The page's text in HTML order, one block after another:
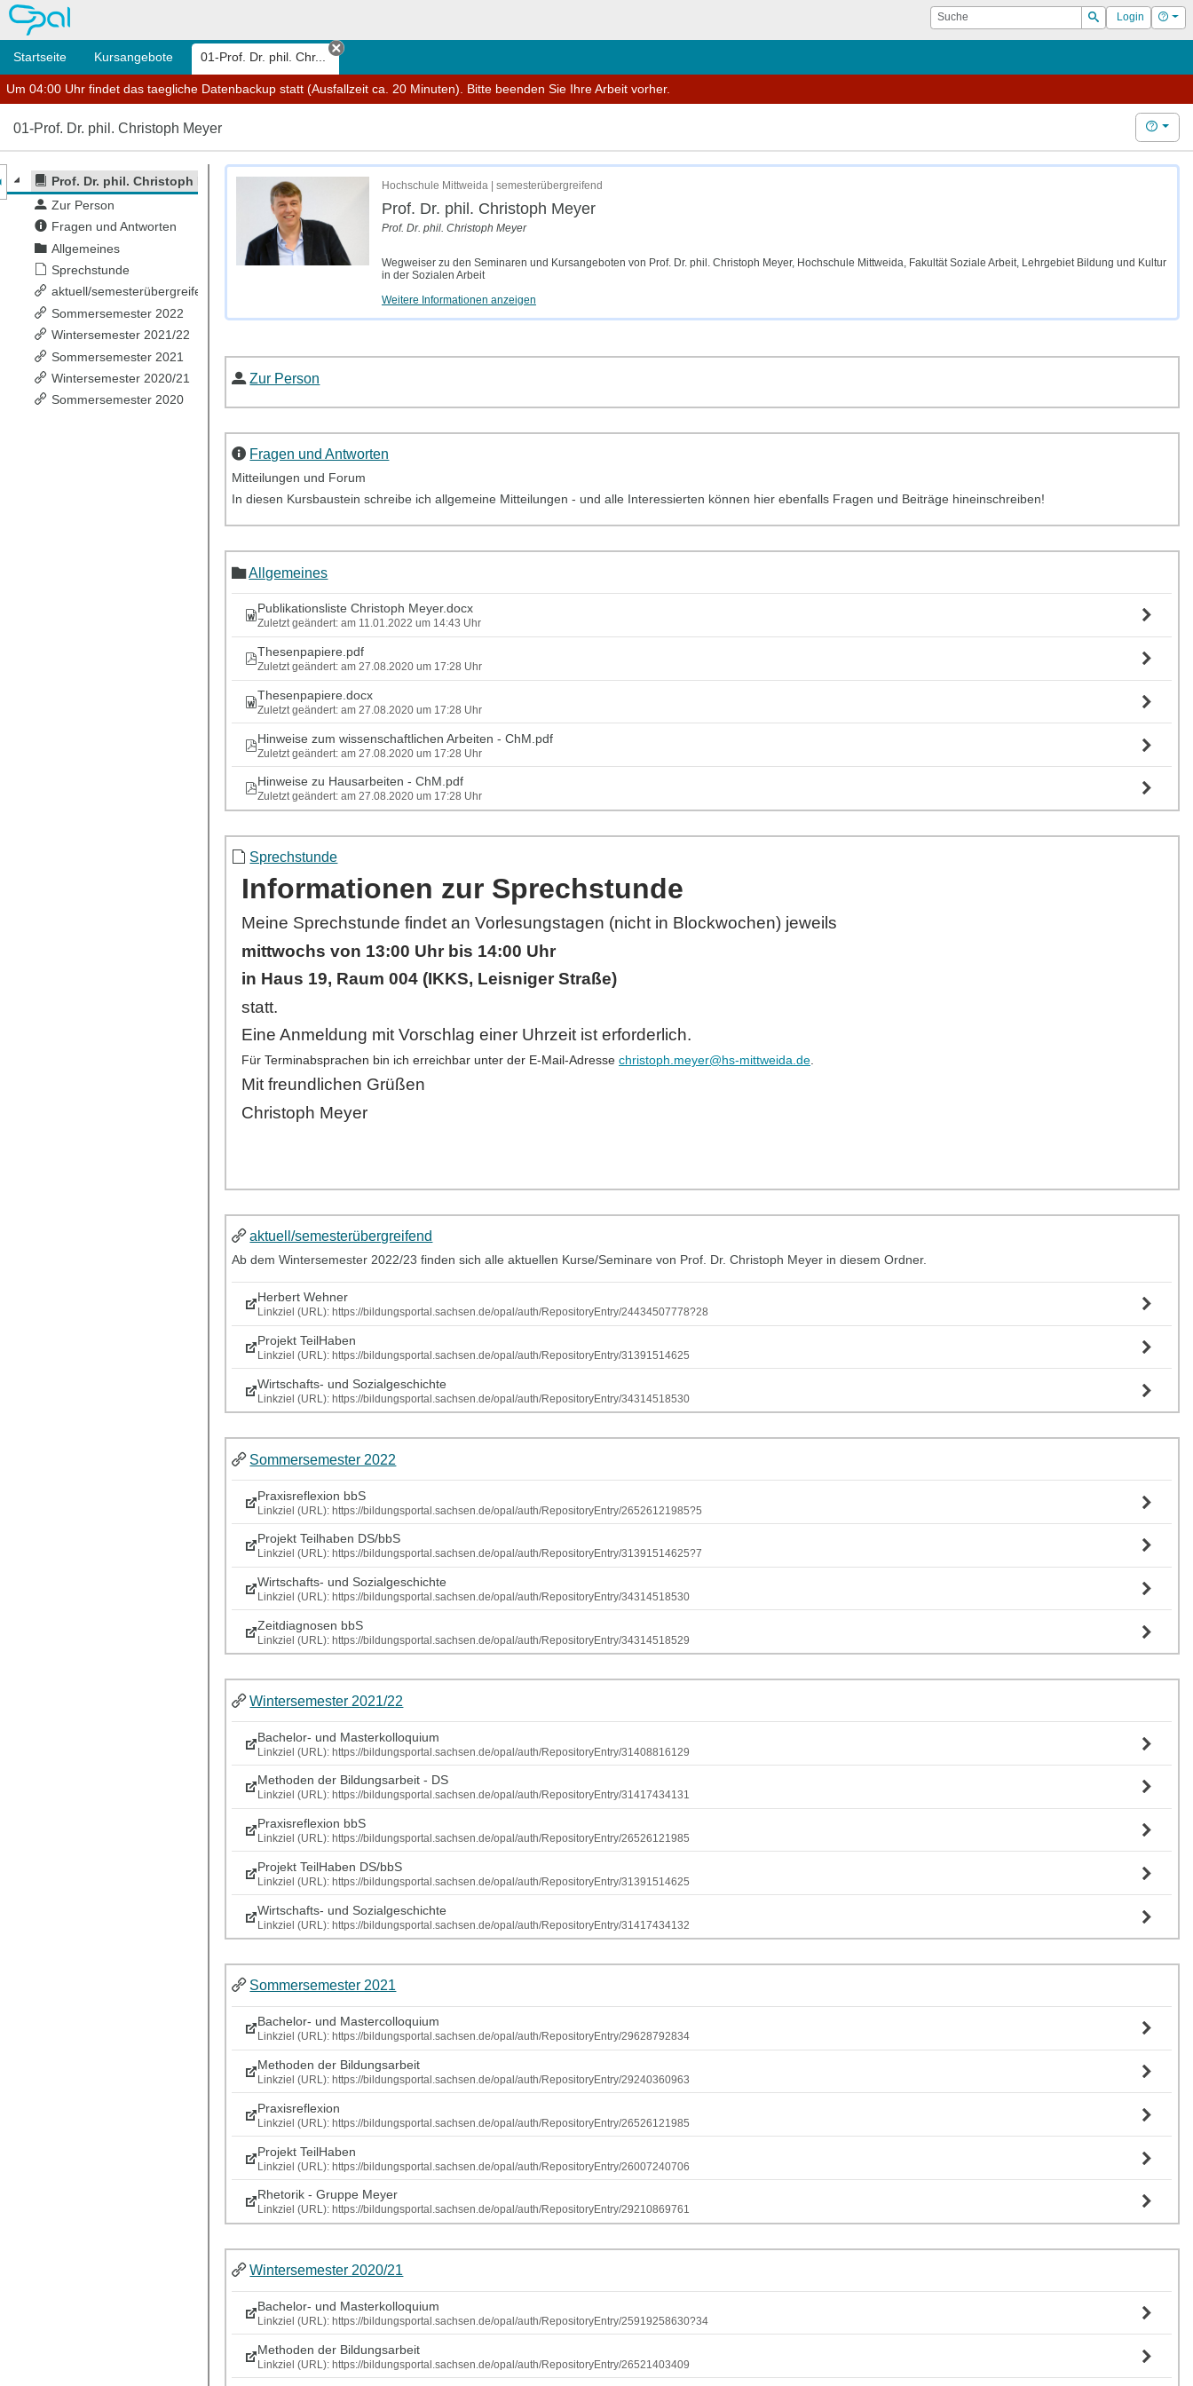
OPAL Suche
Suchen
Login Hilfe
Startseite Kursangebote 01-Prof. Dr. phil. Chr...
Tab schließen
Um 04:00 Uhr findet das taegliche Datenbackup statt (Ausfallzeit ca. 20 Minuten). Bitte beenden Sie Ihre Arbeit vorher.
01-Prof. Dr. phil. Christoph Meyer Hilfe
Prof. Dr. phil. Christoph Meyer
Zur Person
Fragen und Antworten
Allgemeines
Sprechstunde
aktuell/semesterübergreifend
Sommersemester 2022
Wintersemester 2021/22
Sommersemester 2021
Wintersemester 2020/21
Sommersemester 2020
des Kursmenüs
Hochschule Mittweida | semesterübergreifend
Prof. Dr. phil. Christoph Meyer
Prof. Dr. phil. Christoph Meyer
Wegweiser zu den Seminaren und Kursangeboten von Prof. Dr. phil. Christoph Meyer, Hochschule Mittweida, Fakultät Soziale Arbeit, Lehrgebiet Bildung und Kultur
in der Sozialen Arbeit
Weitere Informationen anzeigen
Zur Person
Fragen und Antworten
Mitteilungen und Forum
In diesen Kursbaustein schreibe ich allgemeine Mitteilungen - und alle Interessierten können hier ebenfalls Fragen und Beiträge hineinschreiben!
Allgemeines
Publikationsliste Christoph Meyer.docx
Zuletzt geändert: am 11.01.2022 um 14:43 Uhr
Thesenpapiere.pdf
Zuletzt geändert: am 27.08.2020 um 17:28 Uhr
Thesenpapiere.docx
Zuletzt geändert: am 27.08.2020 um 17:28 Uhr
Hinweise zum wissenschaftlichen Arbeiten - ChM.pdf
Zuletzt geändert: am 27.08.2020 um 17:28 Uhr
Hinweise zu Hausarbeiten - ChM.pdf
Zuletzt geändert: am 27.08.2020 um 17:28 Uhr
Sprechstunde
aktuell/semesterübergreifend
Ab dem Wintersemester 2022/23 finden sich alle aktuellen Kurse/Seminare von Prof. Dr. Christoph Meyer in diesem Ordner.
Herbert Wehner
Linkziel (URL): https://bildungsportal.sachsen.de/opal/auth/RepositoryEntry/24434507778?28
Projekt TeilHaben
Linkziel (URL): https://bildungsportal.sachsen.de/opal/auth/RepositoryEntry/31391514625
Wirtschafts- und Sozialgeschichte
Linkziel (URL): https://bildungsportal.sachsen.de/opal/auth/RepositoryEntry/34314518530
Sommersemester 2022
Praxisreflexion bbS
Linkziel (URL): https://bildungsportal.sachsen.de/opal/auth/RepositoryEntry/26526121985?5
Projekt Teilhaben DS/bbS
Linkziel (URL): https://bildungsportal.sachsen.de/opal/auth/RepositoryEntry/31391514625?7
Wirtschafts- und Sozialgeschichte
Linkziel (URL): https://bildungsportal.sachsen.de/opal/auth/RepositoryEntry/34314518530
Zeitdiagnosen bbS
Linkziel (URL): https://bildungsportal.sachsen.de/opal/auth/RepositoryEntry/34314518529
Wintersemester 2021/22
Bachelor- und Masterkolloquium
Linkziel (URL): https://bildungsportal.sachsen.de/opal/auth/RepositoryEntry/31408816129
Methoden der Bildungsarbeit - DS
Linkziel (URL): https://bildungsportal.sachsen.de/opal/auth/RepositoryEntry/31417434131
Praxisreflexion bbS
Linkziel (URL): https://bildungsportal.sachsen.de/opal/auth/RepositoryEntry/26526121985
Projekt TeilHaben DS/bbS
Linkziel (URL): https://bildungsportal.sachsen.de/opal/auth/RepositoryEntry/31391514625
Wirtschafts- und Sozialgeschichte
Linkziel (URL): https://bildungsportal.sachsen.de/opal/auth/RepositoryEntry/31417434132
Sommersemester 2021
Bachelor- und Mastercolloquium
Linkziel (URL): https://bildungsportal.sachsen.de/opal/auth/RepositoryEntry/29628792834
Methoden der Bildungsarbeit
Linkziel (URL): https://bildungsportal.sachsen.de/opal/auth/RepositoryEntry/29240360963
Praxisreflexion
Linkziel (URL): https://bildungsportal.sachsen.de/opal/auth/RepositoryEntry/26526121985
Projekt TeilHaben
Linkziel (URL): https://bildungsportal.sachsen.de/opal/auth/RepositoryEntry/26007240706
Rhetorik - Gruppe Meyer
Linkziel (URL): https://bildungsportal.sachsen.de/opal/auth/RepositoryEntry/29210869761
Wintersemester 2020/21
Bachelor- und Masterkolloquium
Linkziel (URL): https://bildungsportal.sachsen.de/opal/auth/RepositoryEntry/25919258630?34
Methoden der Bildungsarbeit
Linkziel (URL): https://bildungsportal.sachsen.de/opal/auth/RepositoryEntry/26521403409